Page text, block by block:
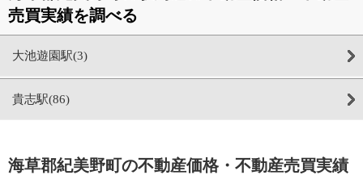
売買実績を調べる
大池遊園駅(3)
貴志駅(86)
海草郡紀美野町の不動産価格・不動産売買実績